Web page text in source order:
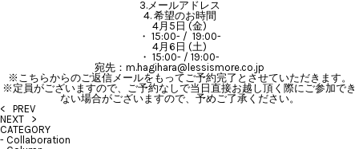
3.メールアドレス
4. 希望のお時間
4月5日 (金)
・ 15:00- / 19:00-
4月6日 (土)
・ 15:00- / 19:00-
宛先：m.hagihara@lessismore.co.jp
※こちらからのご返信メールをもってご予約完了とさせていただきます。
※定員がございますので、ご予約なしで当日直接お越し頂く際にご参加でき
ない場合がございますので、予めご了承ください。
< PREV
NEXT >
CATEGORY
- Collaboration